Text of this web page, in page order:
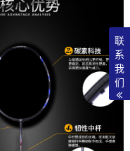
联
系
我
们